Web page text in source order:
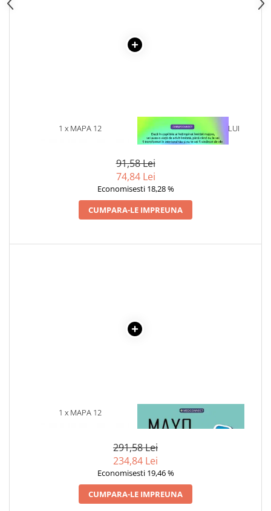
1 x MAPA 12
1 x VINDECAREA COPILULUI
INTERIOR
91,58 Lei
74,84 Lei
Economisesti 18,28 %
CUMPARA-LE IMPREUNA
1 x MAPA 12
1 x MAYO CLINIC. CARTEA
ESENTIALA DESPRE DIABETUL
291,58 Lei
234,84 Lei
Economisesti 19,46 %
CUMPARA-LE IMPREUNA